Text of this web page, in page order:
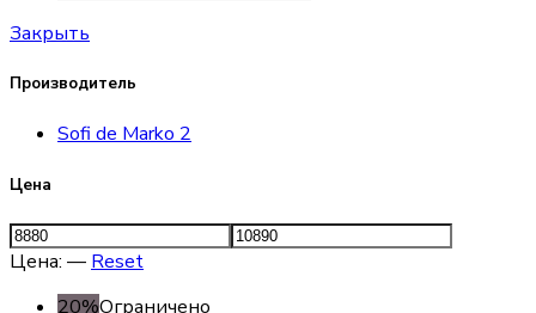
Закрыть
Производитель
Sofi de Marko 2
Цена
Цена: — Reset
20%Ограничено